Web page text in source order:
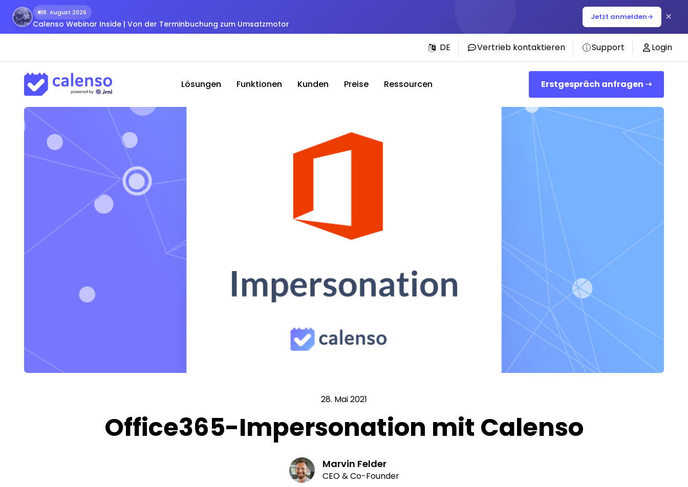
18. August 2026
Calenso Webinar Inside | Von der Terminbuchung zum Umsatzmotor
Jetzt anmelden→ ×
DE Vertrieb kontaktieren Support Login
Erstgespräch anfragen ➝
Lösungen Funktionen Kunden Preise Ressourcen
28. Mai 2021
Office365-Impersonation mit Calenso
Marvin Felder
CEO & Co-Founder